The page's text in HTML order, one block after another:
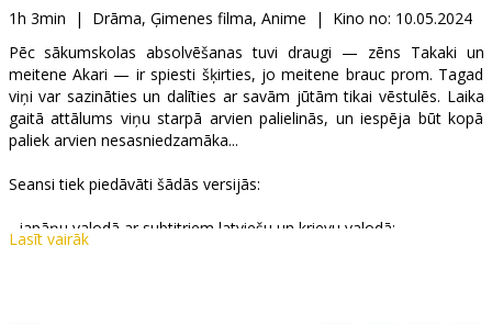
Kino
Klubs
1h 3min | Drāma, Ģimenes filma, Anime | Kino no: 10.05.2024
Pēc sākumskolas absolvēšanas tuvi draugi — zēns Takaki un
meitene Akari — ir spiesti šķirties, jo meitene brauc prom. Tagad
viņi var sazināties un dalīties ar savām jūtām tikai vēstulēs. Laika
gaitā attālums viņu starpā arvien palielinās, un iespēja būt kopā
paliek arvien nesasniedzamāka...
Seansi tiek piedāvāti šādās versijās:
- japāņu valodā ar subtitriem latviešu un krievu valodā;
Lasīt vairāk